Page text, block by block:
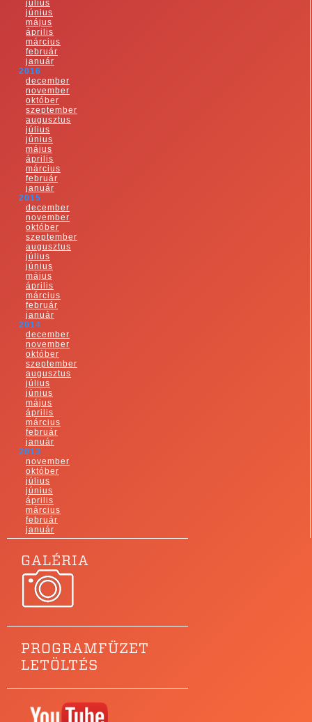
július
június
május
április
március
február
január
2016
december
november
október
szeptember
augusztus
július
június
május
április
március
február
január
2015
december
november
október
szeptember
augusztus
július
június
május
április
március
február
január
2014
december
november
október
szeptember
augusztus
július
június
május
április
március
február
január
2013
november
október
július
június
április
március
február
január
GALÉRIA
PROGRAMFÜZET
LETÖLTÉS